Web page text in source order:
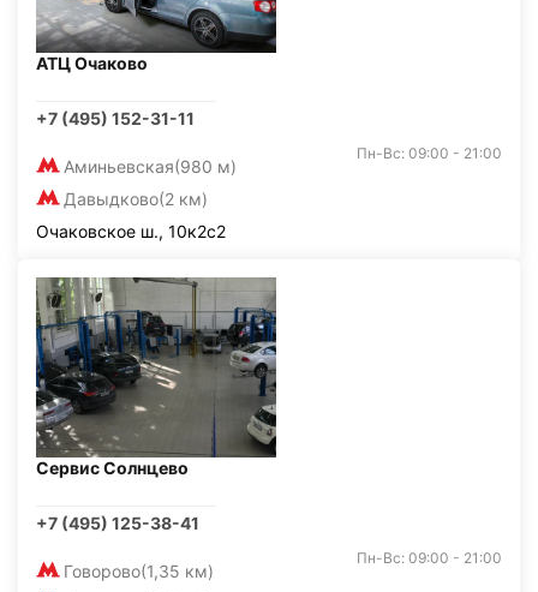
АТЦ Очаково
+7 (495) 152-31-11
Аминьевская(980 м)
Давыдково(2 км)
Пн-Вс: 09:00 - 21:00
Очаковское ш., 10к2с2
Сервис Солнцево
+7 (495) 125-38-41
Говорово(1,35 км)
Пн-Вс: 09:00 - 21:00